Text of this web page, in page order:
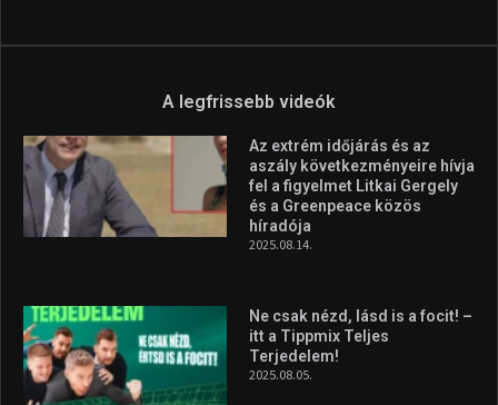
A legfrissebb videók
Az extrém időjárás és az
aszály következményeire hívja
fel a figyelmet Litkai Gergely
és a Greenpeace közös
híradója
2025.08.14.
Ne csak nézd, lásd is a focit! –
itt a Tippmix Teljes
Terjedelem!
2025.08.05.